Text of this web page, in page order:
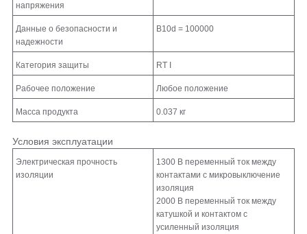
напряжения
Данные о безопасности и
надежности
B10d = 100000
Категория защиты RT I
Рабочее положение Любое положение
Масса продукта 0.037 кг
Условия эксплуатации
Электрическая прочность
изоляции
1300 В переменный ток между
контактами с микровыключение
изоляция
2000 В переменный ток между
катушкой и контактом с
усиленный изоляция